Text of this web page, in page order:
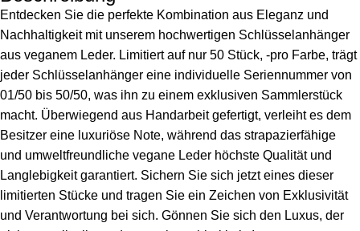
Entdecken Sie die perfekte Kombination aus Eleganz und
Nachhaltigkeit mit unserem hochwertigen Schlüsselanhänger
aus veganem Leder. Limitiert auf nur 50 Stück, -pro Farbe, trägt
jeder Schlüsselanhänger eine individuelle Seriennummer von
01/50 bis 50/50, was ihn zu einem exklusiven Sammlerstück
macht. Überwiegend aus Handarbeit gefertigt, verleiht es dem
Besitzer eine luxuriöse Note, während das strapazierfähige
und umweltfreundliche vegane Leder höchste Qualität und
Langlebigkeit garantiert. Sichern Sie sich jetzt eines dieser
limitierten Stücke und tragen Sie ein Zeichen von Exklusivität
und Verantwortung bei sich. Gönnen Sie sich den Luxus, der